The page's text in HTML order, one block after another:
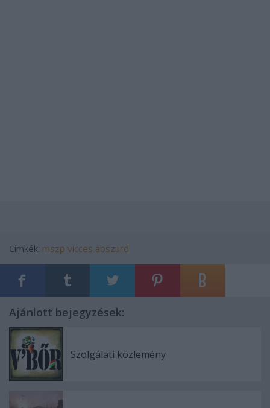
Címkék: mszp vicces abszurd
Ajánlott bejegyzések:
Szolgálati közlemény